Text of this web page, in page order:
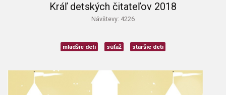
Kráľ detských čitateľov 2018
Návštevy: 4226
mladšie deti súťaž staršie deti